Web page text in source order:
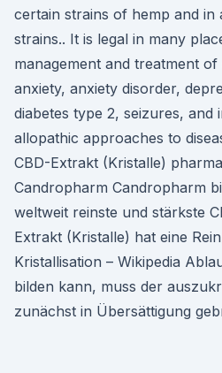
certain strains of hemp and in
strains.. It is legal in many
management and treatment
anxiety, anxiety disorder,
diabetes type 2, seizures, and
allopathic approaches to
CBD-Extrakt (Kristalle)
Candropharm Candropharm
weltweit reinste und stärkste
Extrakt (Kristalle) hat eine
Kristallisation – Wikipedia
bilden kann, muss der
zunächst in Übersättigung